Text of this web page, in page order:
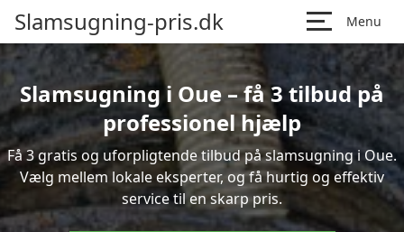
Slamsugning-pris.dk Menu
Slamsugning i Oue – få 3 tilbud på
professionel hjælp
Få 3 gratis og uforpligtende tilbud på slamsugning i Oue.
Vælg mellem lokale eksperter, og få hurtig og effektiv
service til en skarp pris.